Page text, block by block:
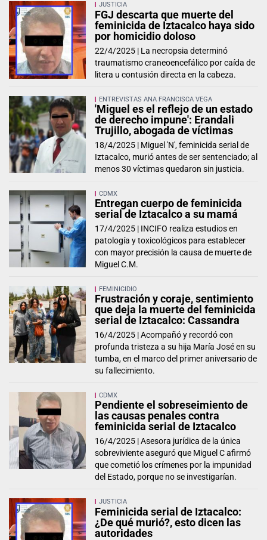
JUSTICIA
FGJ descarta que muerte del
feminicida de Iztacalco haya sido
por homicidio doloso
22/4/2025 | La necropsia determinó
traumatismo craneoencefálico por caída de
litera u contusión directa en la cabeza.
ENTREVISTAS ANA FRANCISCA VEGA
'Miguel es el reflejo de un estado
de derecho impune': Erandali
Trujillo, abogada de víctimas
18/4/2025 | Miguel 'N', feminicida serial de
Iztacalco, murió antes de ser sentenciado; al
menos 30 víctimas quedaron sin justicia.
CDMX
Entregan cuerpo de feminicida
serial de Iztacalco a su mamá
17/4/2025 | INCIFO realiza estudios en
patología y toxicológicos para establecer
con mayor precisión la causa de muerte de
Miguel C.M.
FEMINICIDIO
Frustración y coraje, sentimiento
que deja la muerte del feminicida
serial de Iztacalco: Cassandra
16/4/2025 |Acompañó y recordó con
profunda tristeza a su hija María José en su
tumba, en el marco del primer aniversario de
su fallecimiento.
CDMX
Pendiente el sobreseimiento de
las causas penales contra
feminicida serial de Iztacalco
16/4/2025 |Asesora jurídica de la única
sobreviviente aseguró que Miguel C afirmó
que cometió los crímenes por la impunidad
del Estado, porque no se investigarían.
JUSTICIA
Feminicida serial de Iztacalco:
¿De qué murió?, esto dicen las
autoridades